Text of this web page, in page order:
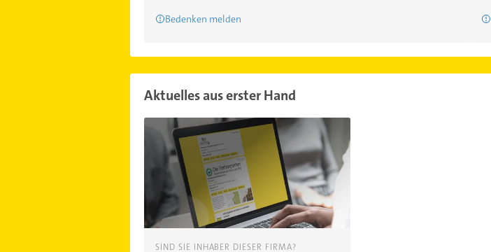
Bedenken melden
Aktuelles aus erster Hand
SIND SIE INHABER DIESER FIRMA?